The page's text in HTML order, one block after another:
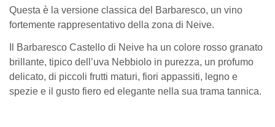
Questa è la versione classica del Barbaresco, un vino
fortemente rappresentativo della zona di Neive.
Il Barbaresco Castello di Neive ha un colore rosso granato
brillante, tipico dell’uva Nebbiolo in purezza, un profumo
delicato, di piccoli frutti maturi, fiori appassiti, legno e
spezie e il gusto fiero ed elegante nella sua trama tannica.